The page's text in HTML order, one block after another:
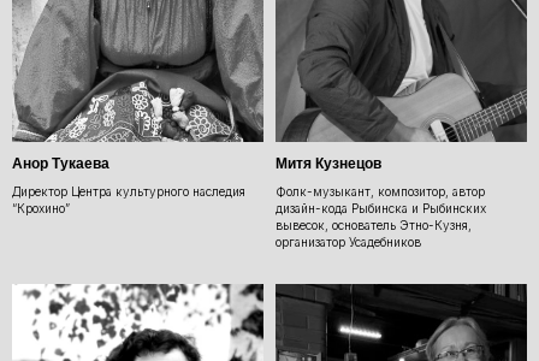
Анор Тукаева
Директор Центра культурного наследия
“Крохино”
Митя Кузнецов
Фолк-музыкант, композитор, автор
дизайн-кода Рыбинска и Рыбинских
вывесок, основатель Этно-Кузня,
организатор Усадебников